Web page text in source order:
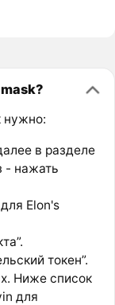
нужно:
в разделе
- нажать
Elon's
токен”.
Ниже список
для